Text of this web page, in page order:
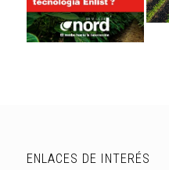
ENLACES DE INTERÉS